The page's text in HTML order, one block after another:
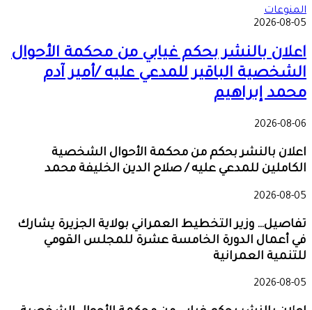
المنوعات
2026-08-05
اعلان بالنشر بحكم غيابي من محكمة الأحوال
الشخصية الباقير للمدعي عليه /أمير آدم
محمد إبراهيم
2026-08-06
اعلان بالنشر بحكم من محكمة الأحوال الشخصية
الكاملين للمدعي عليه / صلاح الدين الخليفة محمد
2026-08-05
تفاصيل… وزير التخطيط العمراني بولاية الجزيرة يشارك
في أعمال الدورة الخامسة عشرة للمجلس القومي
للتنمية العمرانية
2026-08-05